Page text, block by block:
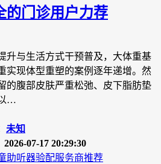
的门诊用户力荐
升与生活方式干预普及，大体重基
实现体型重塑的案例逐年递增。然
的腹部皮肤严重松弛、皮下脂肪垫
…
未知
2026-07-17 20:29:30